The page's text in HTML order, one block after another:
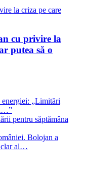
cu privire la
putea să o
energiei: „Limitări
pentru săptămâna
Bolojan a
clar al…